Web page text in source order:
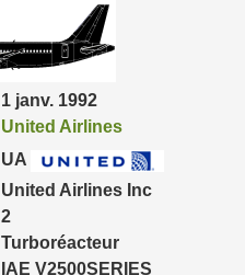
1 janv. 1992
United Airlines
UA
United Airlines Inc
2
Turboréacteur
IAE V2500SERIES